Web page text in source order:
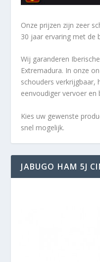
Onze prijzen zijn zeer
30 jaar ervaring met de
Wij garanderen
Extremadura. In onze
schouders verkrijgbaar,
eenvoudiger vervoer en
Kies uw gewenste
snel mogelijk.
JABUGO HAM 5J